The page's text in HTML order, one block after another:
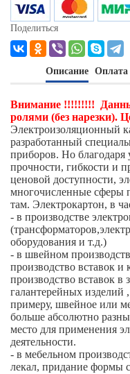
Поделиться
Описание Оплата
Внимание !!!!!!!!!
ролями (без нарезки).
Электроизоляционный
разработанный
приборов. Но
прочности, гибкости и
ценовой доступности,
многочисленные сферы
там. Электрокартон, в
- в производстве
оборудования и т.д.)
- в швейном
производство вставок и
производство вставок в
галантерейных изделий
примеру, швейное или
больше абсолютно
место для применения
деятельности.
- в мебельном
лекал, придание формы